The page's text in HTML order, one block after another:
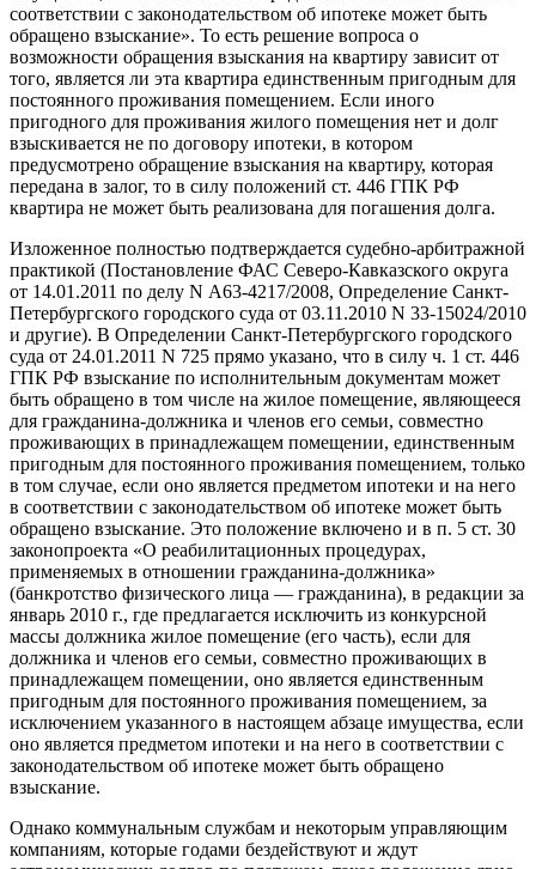
соответствии с законодательством об ипотеке может быть
обращено взыскание». То есть решение вопроса о
возможности обращения взыскания на квартиру зависит от
того, является ли эта квартира единственным пригодным для
постоянного проживания помещением. Если иного
пригодного для проживания жилого помещения нет и долг
взыскивается не по договору ипотеки, в котором
предусмотрено обращение взыскания на квартиру, которая
передана в залог, то в силу положений ст. 446 ГПК РФ
квартира не может быть реализована для погашения долга.
Изложенное полностью подтверждается судебно-арбитражной
практикой (Постановление ФАС Северо-Кавказского округа
от 14.01.2011 по делу N А63-4217/2008, Определение Санкт-
Петербургского городского суда от 03.11.2010 N 33-15024/2010
и другие). В Определении Санкт-Петербургского городского
суда от 24.01.2011 N 725 прямо указано, что в силу ч. 1 ст. 446
ГПК РФ взыскание по исполнительным документам может
быть обращено в том числе на жилое помещение, являющееся
для гражданина-должника и членов его семьи, совместно
проживающих в принадлежащем помещении, единственным
пригодным для постоянного проживания помещением, только
в том случае, если оно является предметом ипотеки и на него
в соответствии с законодательством об ипотеке может быть
обращено взыскание. Это положение включено и в п. 5 ст. 30
законопроекта «О реабилитационных процедурах,
применяемых в отношении гражданина-должника»
(банкротство физического лица — гражданина), в редакции за
январь 2010 г., где предлагается исключить из конкурсной
массы должника жилое помещение (его часть), если для
должника и членов его семьи, совместно проживающих в
принадлежащем помещении, оно является единственным
пригодным для постоянного проживания помещением, за
исключением указанного в настоящем абзаце имущества, если
оно является предметом ипотеки и на него в соответствии с
законодательством об ипотеке может быть обращено
взыскание.
Однако коммунальным службам и некоторым управляющим
компаниям, которые годами бездействуют и ждут